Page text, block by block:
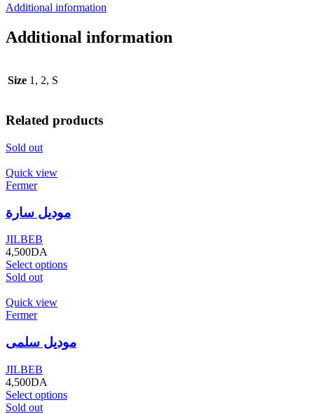
Additional information
Additional information
Size 1, 2, S
Related products
Sold out
Quick view
Fermer
موديل سارة
JILBEB
4,500DA
Select options
Sold out
Quick view
Fermer
موديل سلمى
JILBEB
4,500DA
Select options
Sold out